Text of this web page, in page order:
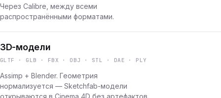
Через Calibre, между всеми
распространёнными форматами.
3D-модели
GLTF · GLB · FBX · OBJ · STL · DAE · PLY
Assimp + Blender. Геометрия
нормализуется — Sketchfab-модели
открываются в Cinema 4D без артефактов.